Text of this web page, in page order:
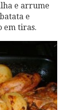
e arrume
e
em tiras.